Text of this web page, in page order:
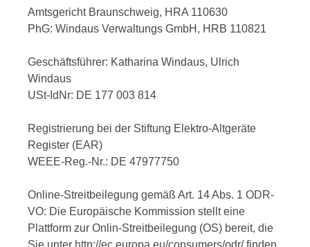
Amtsgericht Braunschweig, HRA 110630
PhG: Windaus Verwaltungs GmbH, HRB 110821
Geschäftsführer: Katharina Windaus, Ulrich
Windaus
USt-IdNr: DE 177 003 814
Registrierung bei der Stiftung Elektro-Altgeräte
Register (EAR)
WEEE-Reg.-Nr.: DE 47977750
Online-Streitbeilegung gemäß Art. 14 Abs. 1 ODR-
VO: Die Europäische Kommission stellt eine
Plattform zur Onlin-Streitbeilegung (OS) bereit, die
Sie unter http://ec.europa.eu/consumers/odr/ finden.